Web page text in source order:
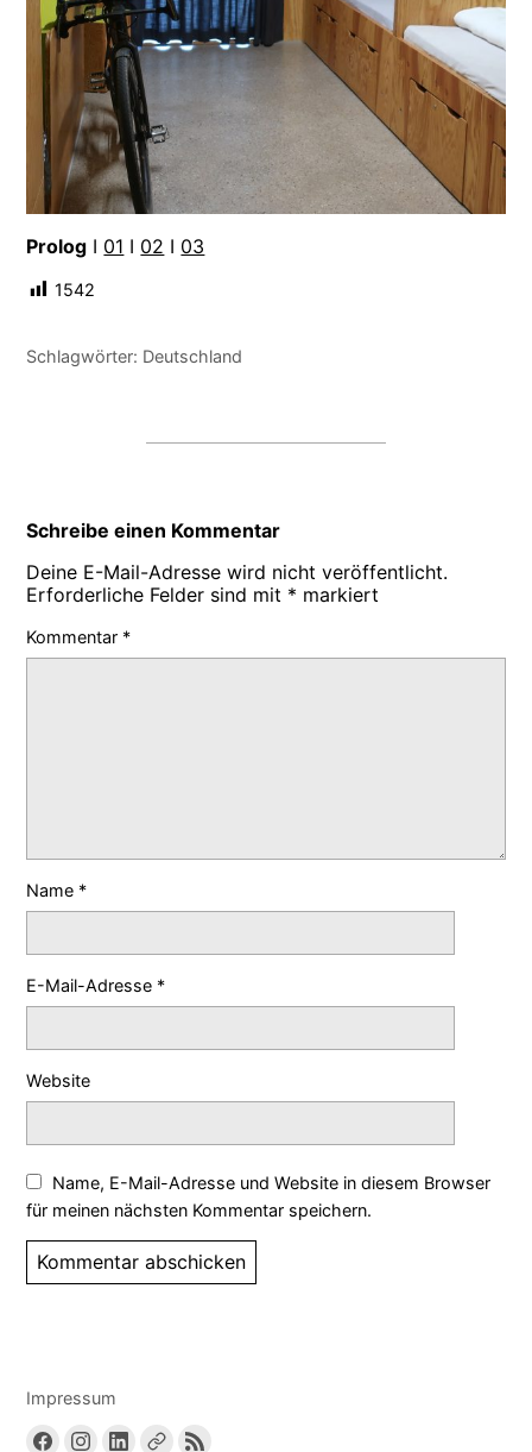
Prolog I 01 I 02 I 03
1542
Schlagwörter: Deutschland
Schreibe einen Kommentar
Deine E-Mail-Adresse wird nicht veröffentlicht.
Erforderliche Felder sind mit * markiert
Kommentar *
Name *
E-Mail-Adresse *
Website
Name, E-Mail-Adresse und Website in diesem Browser
für meinen nächsten Kommentar speichern.
Impressum